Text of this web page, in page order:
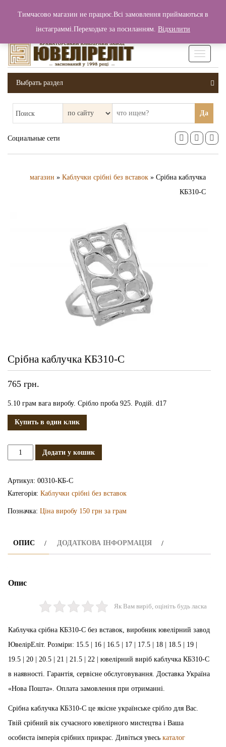
Вход / Регистрация 0 грн.
Выбрать раздел
Поиск Да
Социальные сети
магазин » Каблучки срібні без вставок » Срібна каблучка
КБ310-С
Срібна каблучка КБ310-С
765 грн.
5.10 грам вага виробу. Срібло проба 925. Родій. d17
Купить в один клик
Срібна
Додати у кошик
Артикул: 00310-КБ-С
Категорія: Каблучки срібні без вставок
Позначка: Ціна виробу 150 грн за грам
ОПИС ДОДАТКОВА ІНФОРМАЦІЯ
Опис
Як Вам виріб, оцініть будь ласка
Каблучка срібна КБ310-С без вставок, виробник ювелірний завод
ЮвелірЕліт. Розміри: 15.5 | 16 | 16.5 | 17 | 17.5 | 18 | 18.5 | 19 |
19.5 | 20 | 20.5 | 21 | 21.5 | 22 | ювелірний виріб каблучка КБ310-С
в наявності. Гарантія, сервісне обслуговування. Доставка Україна
«Нова Пошта». Оплата замовлення при отриманні.
Срібна каблучка КБ310-С це якісне українське срібло для Вас.
Твій срібний вік сучасного ювелірного мистецтва і Ваша
особиста імперія срібних прикрас. Дивіться увесь каталог
Тимчасово магазин не працює.Всі замовлення приймаються в
інстаграммі.Переходьте за посиланням. Відхилити